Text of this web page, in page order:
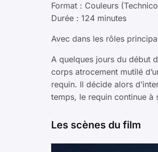
Format : Couleurs
Durée : 124 minutes
Avec dans les rôles
A quelques jours du début
corps atrocement mutilé
requin. Il décide alors
temps, le requin continue
Les scènes du film